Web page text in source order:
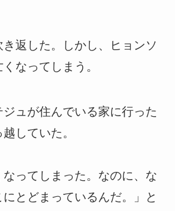
返した。しかし、ヒョンソ
なってしまう。
ュが住んでいる家に行った
していた。
なってしまった。なのに、な
とどまっているんだ。」と